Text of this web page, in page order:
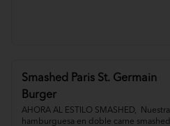
Smashed Paris St. Germain
Burger
AHORA AL ESTILO SMASHED,  Nuestra
hamburguesa en doble carne smashed